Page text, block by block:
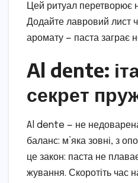
Цей ритуал перетворює
Додайте лавровий лист
аромату — паста заграє
Al dente:
секрет
Al dente — не
баланс: м’яка зовні, з
це закон: паста не
жування. Скоротіть час